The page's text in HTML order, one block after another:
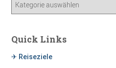
Quick Links
✈ Reiseziele